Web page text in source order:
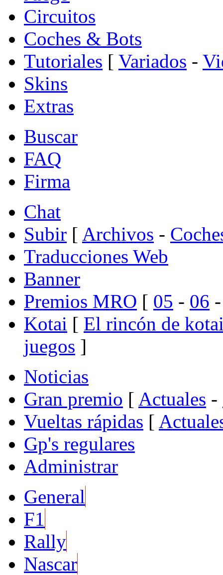
Circuitos
Coches & Bots
Tutoriales [ Variados -
Skins
Extras
Buscar
FAQ
Firma
Chat
Subir [ Archivos -
Traducciones Web
Banner
Premios MRO [ 05 - 06
Kotai [ El rincón de
juegos ]
Noticias
Gran premio [ Actuales -
Vueltas rápidas [
Gp's regulares
Administrar
General
F1
Rally
Nascar